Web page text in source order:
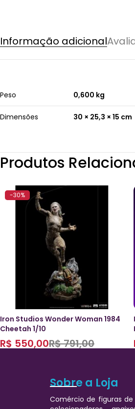
Informação adicional
Peso 0,600 kg
Dimensões 30 × 25,3 × 15 cm
Produtos
-30%
Iron Studios Wonder Woman 1984
Cheetah 1/10
R$791,00
R$ 550,00
Sobre a Loja
Comércio de figuras